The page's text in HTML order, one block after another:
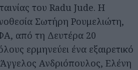
του Radu Jude. Η
Σωτήρη Ρουμελιώτη,
από τη Δευτέρα 20
ερμηνεύει ένα εξαιρετικό
Ανδριόπουλος, Ελένη